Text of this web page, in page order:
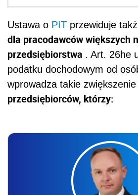
Ustawa o PIT przewiduje
dla pracodawców większych
przedsiębiorstwa . Art. 26he
podatku dochodowym od
wprowadza takie zwiększenie
przedsiębiorców, którzy: